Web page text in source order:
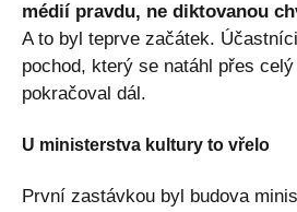
médií pravdu, ne diktovanou
A to byl teprve začátek.
pochod, který se natáhl přes
pokračoval dál.
U ministerstva kultury to vřelo
První zastávkou byl budova